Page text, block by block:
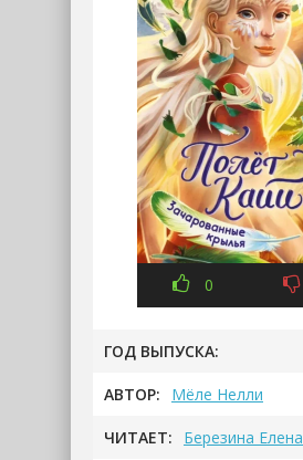
0
ГОД ВЫПУСКА:
АВТОР: Мёле Нелли
ЧИТАЕТ: Березина Елена